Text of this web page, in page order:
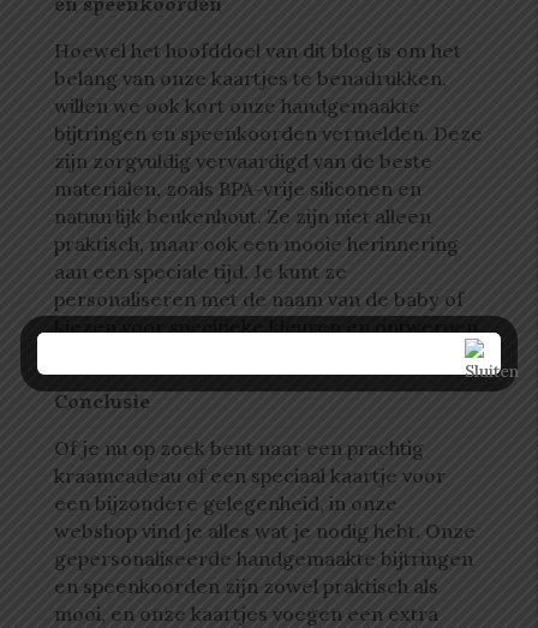
Hoewel het hoofddoel van dit blog is om het
belang van onze kaartjes te benadrukken,
willen we ook kort onze handgemaakte
bijtringen en speenkoorden vermelden. Deze
zijn zorgvuldig vervaardigd van de beste
materialen, zoals BPA-vrije siliconen en
natuurlijk beukenhout. Ze zijn niet alleen
praktisch, maar ook een mooie herinnering
aan een speciale tijd. Je kunt ze
personaliseren met de naam van de baby of
kiezen voor specifieke kleuren en ontwerpen
Conclusie
Of je nu op zoek bent naar een prachtig
kraamcadeau of een speciaal kaartje voor
een bijzondere gelegenheid, in onze
webshop vind je alles wat je nodig hebt. Onze
gepersonaliseerde handgemaakte bijtringen
en speenkoorden zijn zowel praktisch als
mooi, en onze kaartjes voegen een extra